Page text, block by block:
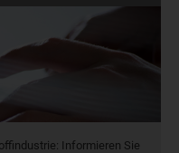
Informieren Sie